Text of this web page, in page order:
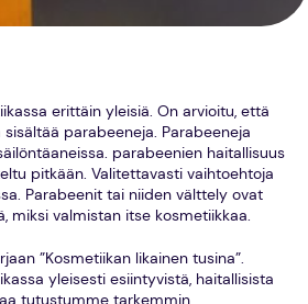
erittäin yleisiä. On arvioitu, että
parabeeneja. Parabeeneja
parabeenien haitallisuus
pitkään. Valitettavasti vaihtoehtoja
Parabeenit tai niiden välttely ovat
miksi valmistan itse kosmetiikkaa.
”Kosmetiikan likainen tusina”.
yleisesti esiintyvistä, haitallisista
tutustumme tarkemmin